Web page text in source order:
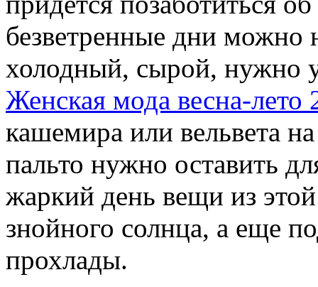
безветренные дни можно
холодный, сырой, нужно
Женская мода весна-лето
кашемира или вельвета
пальто нужно оставить
жаркий день вещи из
знойного солнца, а еще
прохлады.